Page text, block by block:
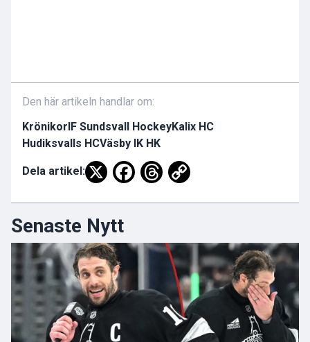
Den här artikeln handlar om:
Krönikor IF Sundsvall HockeyKalix HC
Hudiksvalls HCVäsby IK HK
Dela artikel:
Senaste Nytt